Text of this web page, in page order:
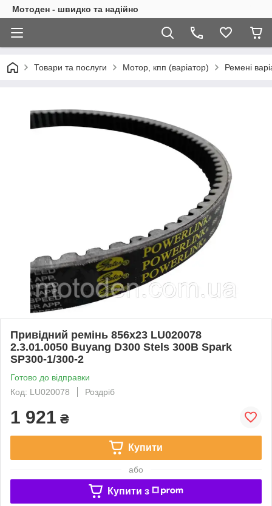
Мотоден - швидко та надійно
Товари та послуги Мотор, кпп (варіатор) Ремені
Привідний ремінь 856х23 LU020078
2.3.01.0050 Buyang D300 Stels 300B Spark
SP300-1/300-2
Готово до відправки
Код: LU020078
Роздріб
1 921 ₴
Купити
або
Купити з